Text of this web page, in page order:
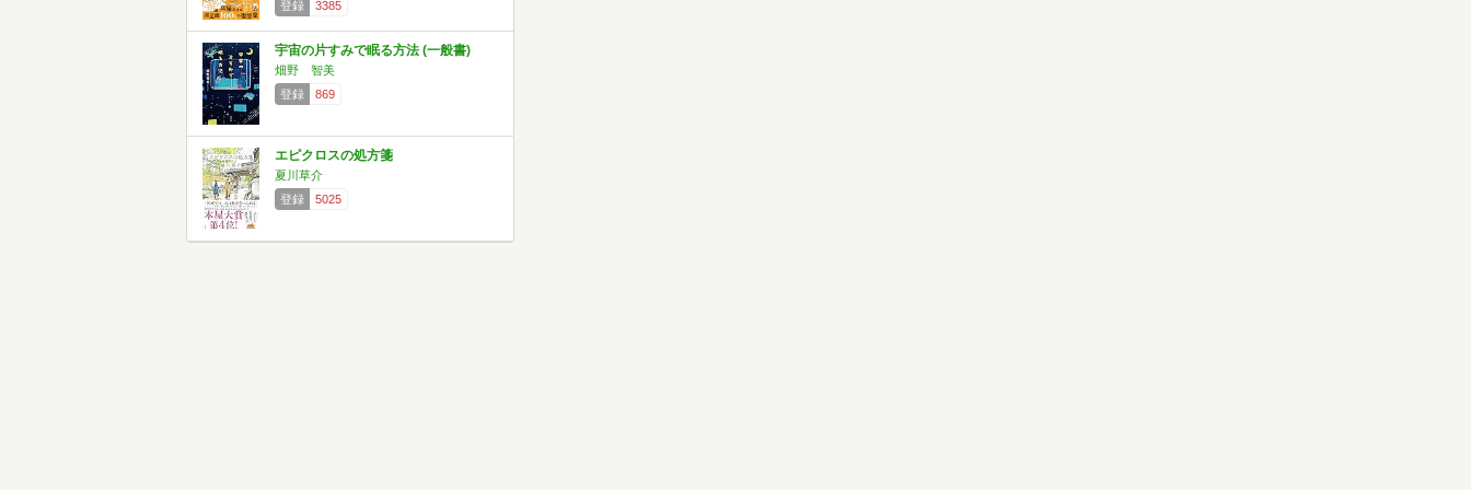
登録 3385
宇宙の片すみで眠る方法 (一般書)
畑野 智美
登録
869
エピクロスの処方箋
夏川草介
登録
5025